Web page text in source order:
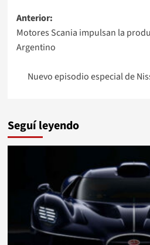
Navegación
de
entradas
Anterior:
Motores Scania impulsan la
Argentino
Nuevo episodio especial de
Seguí leyendo